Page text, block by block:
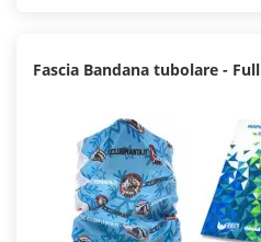
Fascia Bandana tubolare -